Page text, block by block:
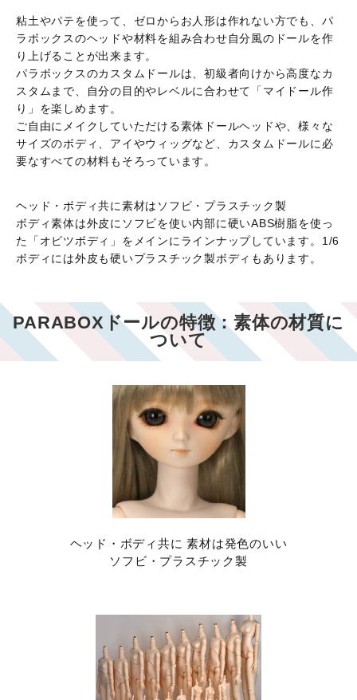
粘土やパテを使って、ゼロからお人形は作れない方でも、パ
ラボックスのヘッドや材料を組み合わせ自分風のドールを作
り上げることが出来ます。
パラボックスのカスタムドールは、初級者向けから高度なカ
スタムまで、自分の目的やレベルに合わせて「マイドール作
り」を楽しめます。
ご自由にメイクしていただける素体ドールヘッドや、様々な
サイズのボディ、アイやウィッグなど、カスタムドールに必
要なすべての材料もそろっています。
ヘッド・ボディ共に素材はソフビ・プラスチック製
ボディ素体は外皮にソフビを使い内部に硬いABS樹脂を使っ
た「オビツボディ」をメインにラインナップしています。1/6
ボディには外皮も硬いプラスチック製ボディもあります。
PARABOXドールの特徴：素体の材質に
ついて
ヘッド・ボディ共に 素材は発色のいい
ソフビ・プラスチック製